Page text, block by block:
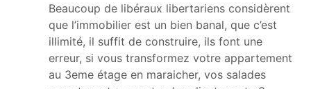
Beaucoup de libéraux libertariens considèrent
que l’immobilier est un bien banal, que c’est
illimité, il suffit de construire, ils font une
erreur, si vous transformez votre appartement
au 3eme étage en maraicher, vos salades